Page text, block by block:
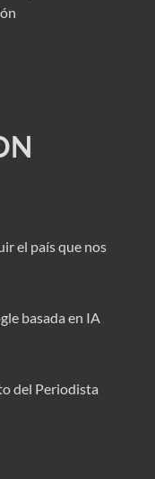
el país que nos
basada en IA
del Periodista